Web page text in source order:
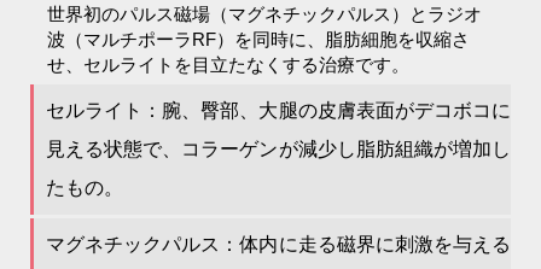
世界初のパルス磁場（マグネチックパルス）とラジオ
波（マルチポーラRF）を同時に、脂肪細胞を収縮さ
せ、セルライトを目立たなくする治療です。
セルライト：腕、臀部、大腿の皮膚表面がデコボコに
見える状態で、コラーゲンが減少し脂肪組織が増加し
たもの。
マグネチックパルス：体内に走る磁界に刺激を与える